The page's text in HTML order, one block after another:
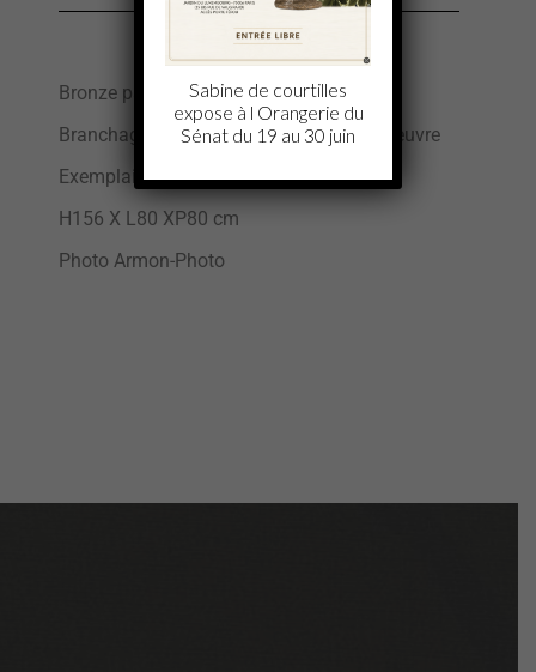
Bronze patiné
Branchage unique à chaque tirage de l’oeuvre
Exemplaire 5/8
H156 X L80 XP80 cm
Photo Armon-Photo
Sabine de courtilles
expose à l Orangerie du
Sénat du 19 au 30 juin